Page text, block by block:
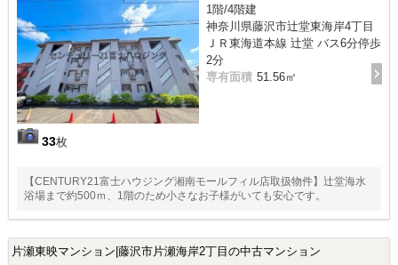
33枚
1階/4階建
神奈川県藤沢市辻堂東海岸4丁目
ＪＲ東海道本線 辻堂 バス6分停歩
2分
専有面積 51.56㎡
【CENTURY21富士ハウジング湘南モールフィル店取扱物件】辻堂海水
浴場まで約500ｍ、1階のため小さなお子様がいても安心です。
片瀬東映マンション|藤沢市片瀬海岸2丁目の中古マンション